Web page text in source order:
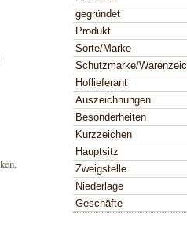
gegründet
Produkt
Sorte/Marke
Schutzmarke/
Hoflieferant
Auszeichnungen
Besonderheiten
Kurzzeichen
Hauptsitz
Zweigstelle
Niederlage
Geschäfte